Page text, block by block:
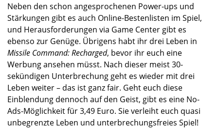
Neben den schon angesprochenen Power-ups und
Stärkungen gibt es auch Online-Bestenlisten im Spiel,
und Herausforderungen via Game Center gibt es
ebenso zur Genüge. Übrigens habt ihr drei Leben in
Missile Command: Recharged, bevor ihr euch eine
Werbung ansehen müsst. Nach dieser meist 30-
sekündigen Unterbrechung geht es wieder mit drei
Leben weiter – das ist ganz fair. Geht euch diese
Einblendung dennoch auf den Geist, gibt es eine No-
Ads-Möglichkeit für 3,49 Euro. Sie verleiht euch quasi
unbegrenzte Leben und unterbrechungsfreies Spiel!